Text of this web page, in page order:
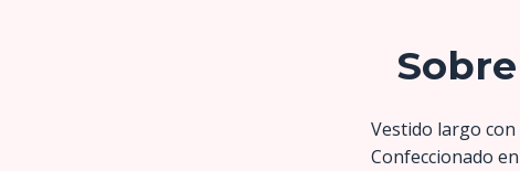
Vestido largo
Confeccionado